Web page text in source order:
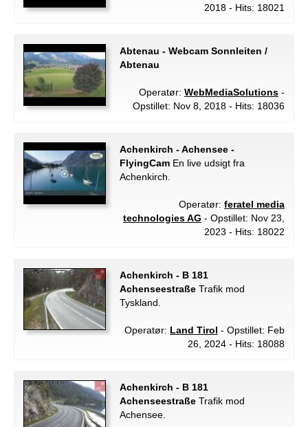
2018 - Hits: 18021
Abtenau - Webcam Sonnleiten /
Abtenau
Operatør: WebMediaSolutions -
Opstillet: Nov 8, 2018 - Hits: 18036
Achenkirch - Achensee -
FlyingCam En live udsigt fra
Achenkirch.
Operatør: feratel media
technologies AG - Opstillet: Nov 23,
2023 - Hits: 18022
Achenkirch - B 181
Achenseestraße Trafik mod
Tyskland.
Operatør: Land Tirol - Opstillet: Feb
26, 2024 - Hits: 18088
Achenkirch - B 181
Achenseestraße Trafik mod
Achensee.